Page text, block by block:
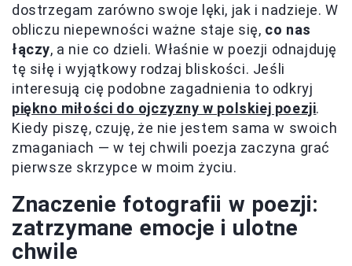
dostrzegam zarówno swoje lęki, jak i nadzieje. W
obliczu niepewności ważne staje się, co nas
łączy, a nie co dzieli. Właśnie w poezji odnajduję
tę siłę i wyjątkowy rodzaj bliskości. Jeśli
interesują cię podobne zagadnienia to odkryj
piękno miłości do ojczyzny w polskiej poezji.
Kiedy piszę, czuję, że nie jestem sama w swoich
zmaganiach — w tej chwili poezja zaczyna grać
pierwsze skrzypce w moim życiu.
Znaczenie fotografii w poezji:
zatrzymane emocje i ulotne
chwile